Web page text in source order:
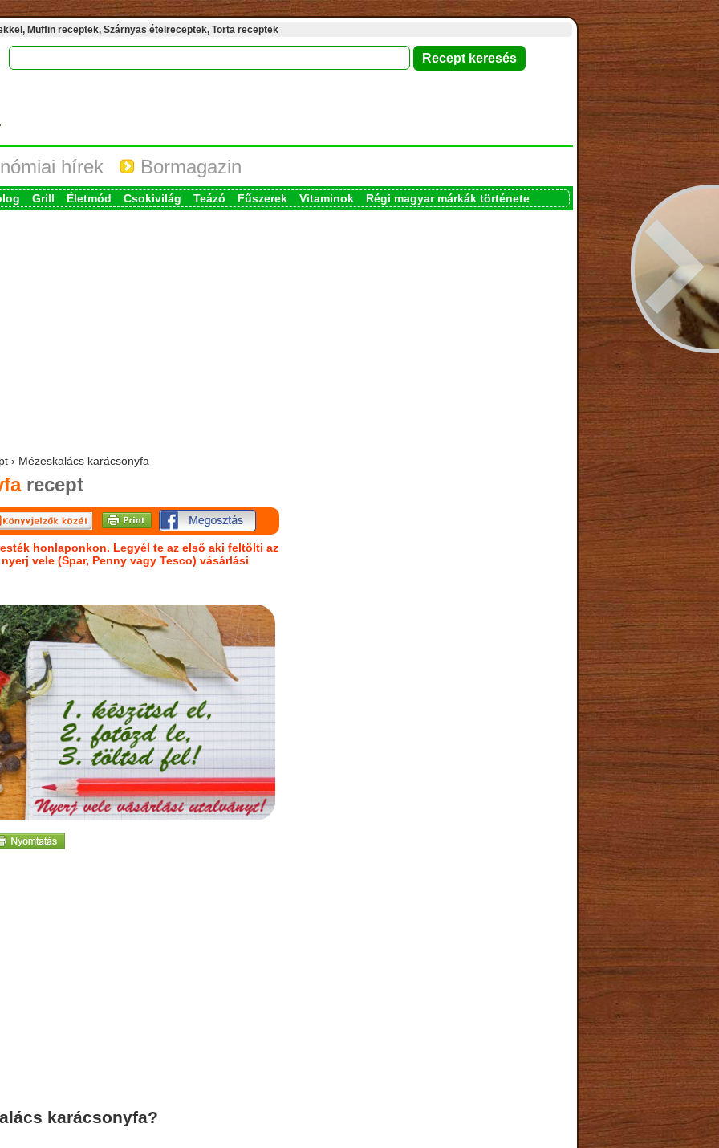
Muffin receptek, Szárnyas ételreceptek, Torta receptek
hírek Bormagazin
Grill Életmód Csokivilág Teázó Fűszerek Vitaminok Régi magyar márkák története
› Mézeskalács karácsonyfa
recept
honlaponkon. Legyél te az első aki feltölti az
vele (Spar, Penny vagy Tesco) vásárlási
karácsonyfa?